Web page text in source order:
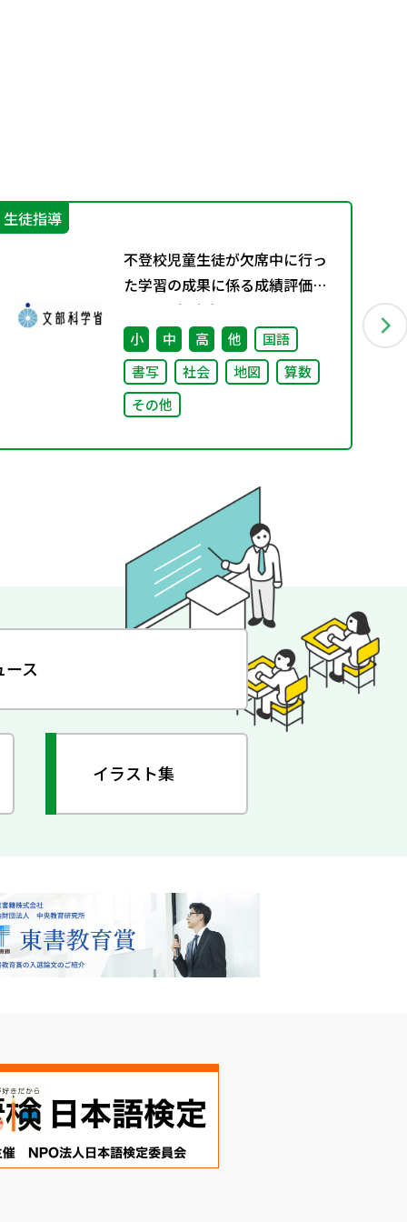
生徒指導
不登校児童生徒が欠席中に行っ
た学習の成果に係る成績評価に
ついて（通知）
小 中 高 他
国語
書写
社会 地図
算数
その他
ース
イラスト集